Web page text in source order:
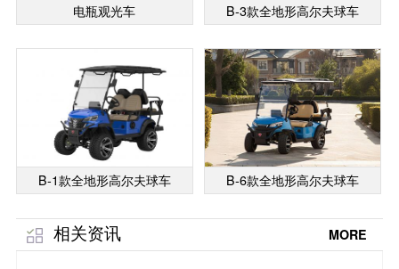
电瓶观光车 B-3款全地形高尔夫球车
B-1款全地形高尔夫球车 B-6款全地形高尔夫球车
相关资讯 MORE